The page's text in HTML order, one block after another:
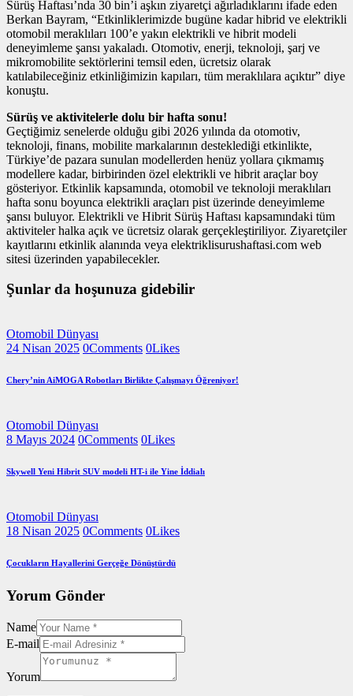
Sürüş Haftası’nda 30 bin’i aşkın ziyaretçi ağırladıklarını ifade eden
Berkan Bayram, “Etkinliklerimizde bugüne kadar hibrid ve elektrikli
otomobil meraklıları 100’e yakın elektrikli ve hibrit modeli
deneyimleme şansı yakaladı. Otomotiv, enerji, teknoloji, şarj ve
mikromobilite sektörlerini temsil eden, ücretsiz olarak
katılabileceğiniz etkinliğimizin kapıları, tüm meraklılara açıktır” diye
konuştu.
Sürüş ve aktivitelerle dolu bir hafta sonu!
Geçtiğimiz senelerde olduğu gibi 2026 yılında da otomotiv,
teknoloji, finans, mobilite markalarının desteklediği etkinlikte,
Türkiye’de pazara sunulan modellerden henüz yollara çıkmamış
modellere kadar, birbirinden özel elektrikli ve hibrit araçlar boy
gösteriyor. Etkinlik kapsamında, otomobil ve teknoloji meraklıları
hafta sonu boyunca elektrikli araçları pist üzerinde deneyimleme
şansı buluyor. Elektrikli ve Hibrit Sürüş Haftası kapsamındaki tüm
aktiviteler halka açık ve ücretsiz olarak gerçekleştiriliyor. Ziyaretçiler
kayıtlarını etkinlik alanında veya elektriklisurushaftasi.com web
sitesi üzerinden yapabilecekler.
Şunlar da hoşunuza gidebilir
Otomobil Dünyası
24 Nisan 2025 0Comments 0Likes
Chery’nin AiMOGA Robotları Birlikte Çalışmayı Öğreniyor!
Otomobil Dünyası
8 Mayıs 2024 0Comments 0Likes
Skywell Yeni Hibrit SUV modeli HT-i ile Yine İddialı
Otomobil Dünyası
18 Nisan 2025 0Comments 0Likes
Çocukların Hayallerini Gerçeğe Dönüştürdü
Yorum Gönder
Name
E-mail
Yorum